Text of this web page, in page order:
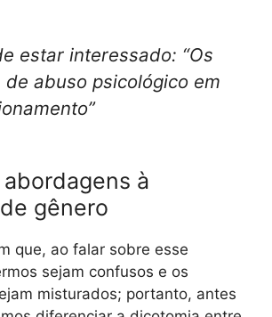
estar interessado: “Os
de abuso psicológico em
à
gênero
que, ao falar sobre esse
sejam confusos e os
misturados; portanto, antes